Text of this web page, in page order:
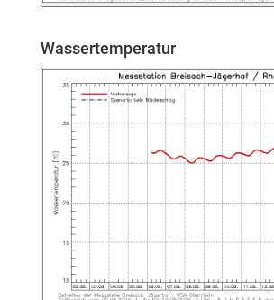
Wassertemperatur